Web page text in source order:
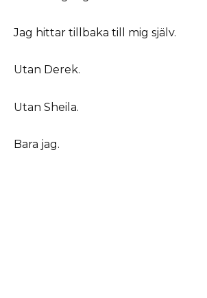
Jag hittar tillbaka till mig själv.
Utan Derek.
Utan Sheila.
Bara jag.